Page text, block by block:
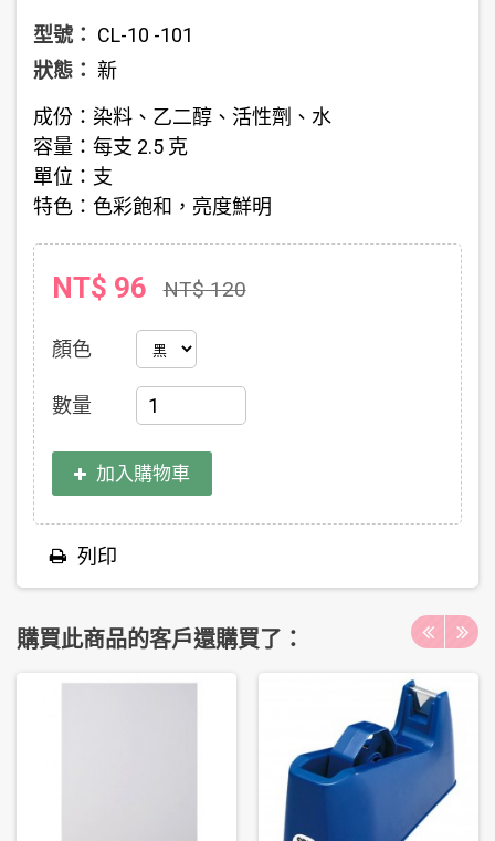
型號： CL-10 -101
狀態： 新
成份：染料、乙二醇、活性劑、水
容量：每支 2.5 克
單位：支
特色：色彩飽和，亮度鮮明
NT$ 96 NT$ 120
顏色
數量
加入購物車
列印
購買此商品的客戶還購買了：